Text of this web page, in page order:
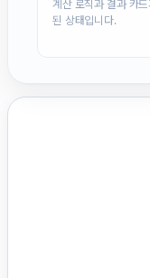
계산 로직과 결과 카
된 상태입니다.